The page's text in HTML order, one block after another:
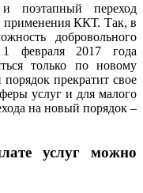
поэтапный переход
применения ККТ. Так, в
добровольного
февраля 2017 года
только по новому
прекратит свое
услуг и для малого
на новый порядок –
услуг можно